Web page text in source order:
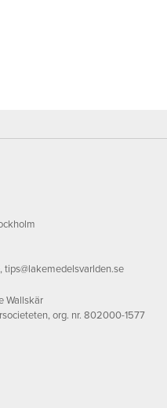
,tips@lakemedelsvarlden.se
Wallskär
org. nr. 802000-1577